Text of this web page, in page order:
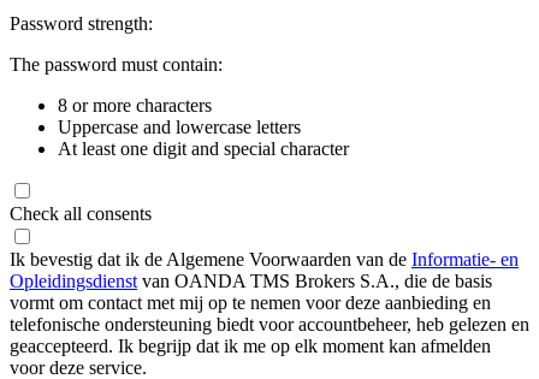
Password strength:
The password must contain:
8 or more characters
Uppercase and lowercase letters
At least one digit and special character
Check all consents
Ik bevestig dat ik de Algemene Voorwaarden van de Informatie- en
Opleidingsdienst van OANDA TMS Brokers S.A., die de basis
vormt om contact met mij op te nemen voor deze aanbieding en
telefonische ondersteuning biedt voor accountbeheer, heb gelezen en
geaccepteerd. Ik begrijp dat ik me op elk moment kan afmelden
voor deze service.